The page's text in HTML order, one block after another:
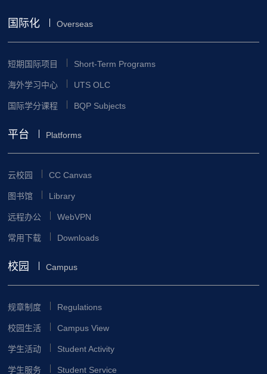
国际化 Overseas
短期国际项目 Short-Term Programs
海外学习中心 UTS OLC
国际学分课程 BQP Subjects
平台 Platforms
云校园 CC Canvas
图书馆 Library
远程办公 WebVPN
常用下载 Downloads
校园 Campus
规章制度 Regulations
校园生活 Campus View
学生活动 Student Activity
学生服务 Student Service